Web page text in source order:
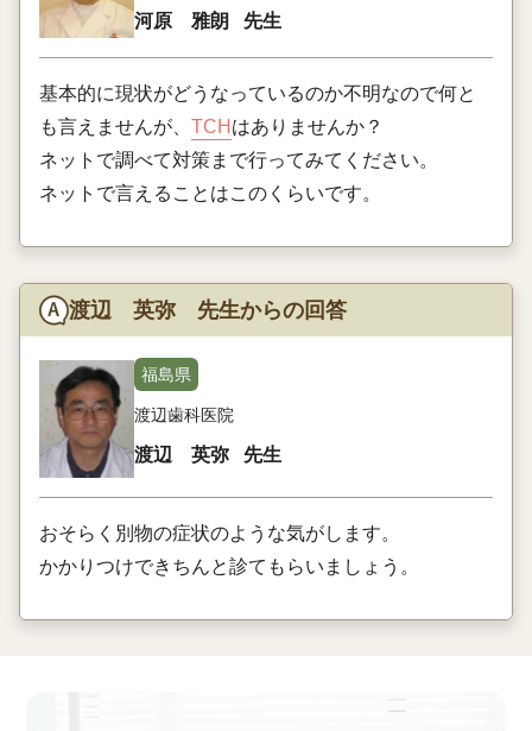
河原 雅朗 先生
基本的に現状がどうなっているのか不明なので何と
も言えませんが、 TCH はありませんか？
ネットで調べて対策まで行ってみてください。
ネットで言えることはこのくらいです。
渡辺 英弥 先生からの回答
福島県
渡辺歯科医院
渡辺 英弥 先生
おそらく別物の症状のような気がします。
かかりつけできちんと診てもらいましょう。